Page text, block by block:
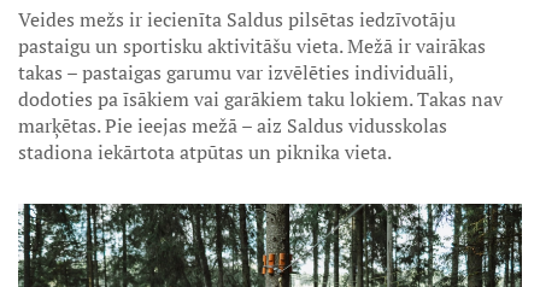
Veides mežs ir iecienīta Saldus pilsētas iedzīvotāju
pastaigu un sportisku aktivitāšu vieta. Mežā ir vairākas
takas – pastaigas garumu var izvēlēties individuāli,
dodoties pa īsākiem vai garākiem taku lokiem. Takas nav
marķētas. Pie ieejas mežā – aiz Saldus vidusskolas
stadiona iekārtota atpūtas un piknika vieta.